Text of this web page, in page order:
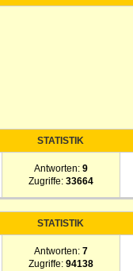
STATISTIK
Antworten:9
Zugriffe:33664
STATISTIK
Antworten:7
Zugriffe:94138